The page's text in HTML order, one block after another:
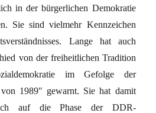
in der bürgerlichen Demokratie
Sie sind vielmehr Kennzeichen
Lange hat auch
von der freiheitlichen Tradition
im Gefolge der
1989″ gewarnt. Sie hat damit
auf die Phase der DDR-